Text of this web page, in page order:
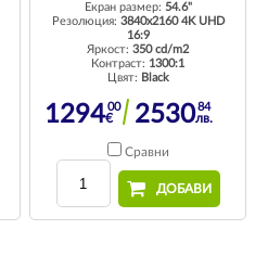
Екран размер: 54.6"
Резолюция: 3840x2160 4K UHD
16:9
Яркост:350 cd/m2
Контраст: 1300:1
Цвят: Black
129400
€ 253084
лв.
Сравни
ДОБАВИ